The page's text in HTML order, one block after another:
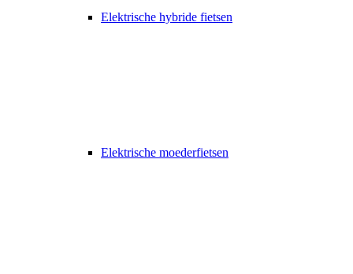
Elektrische hybride fietsen
Elektrische moederfietsen